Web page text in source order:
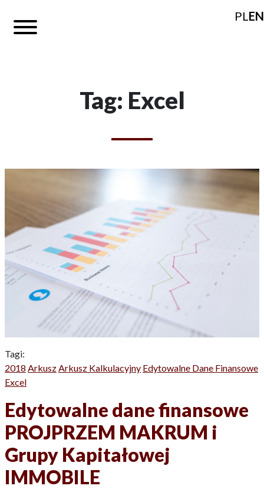
PLEN
Tag: Excel
Tagi:
2018 Arkusz Arkusz Kalkulacyjny Edytowalne Dane Finansowe
Excel
Edytowalne dane finansowe
PROJPRZEM MAKRUM i
Grupy Kapitałowej
IMMOBILE